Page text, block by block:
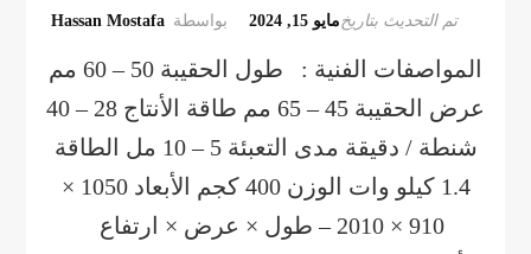
بواسطة Hassan Mostafa تم التحديث بتاريخمايو 15, 2024
المواصفات الفنية : طول الحقيبة 50 – 60 مم
عرض الحقيبة 45 – 65 مم طاقة الأنتاج 28 – 40
شنطة / دقيقة مدى التعبئة 5 – 10 مل الطاقة
1.4 كيلو وات الوزن 400 كجم الأبعاد 1050 ×
910 × 2010 – طول × عرض × ارتفاع